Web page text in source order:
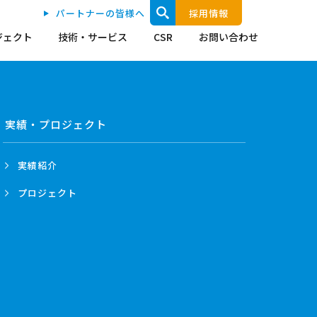
クト 技術・サービス CSR お問い合わせ
パートナーの皆様へ 採用情報
実績・プロジェクト
実績紹介
プロジェクト